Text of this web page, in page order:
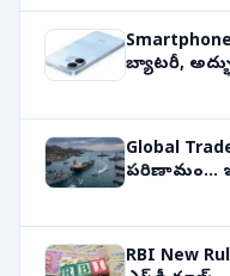
బ్యాటరీ,
Global
పరిణామం...
RBI New